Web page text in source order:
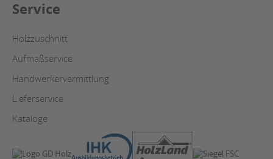
Service
Holzzuschnitt
Aufmaßservice
Handwerkervermittlung
Lieferservice
Kataloge